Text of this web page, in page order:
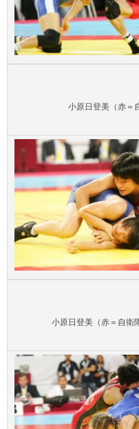
小原日登美（赤＝
小原日登美（赤＝自衛